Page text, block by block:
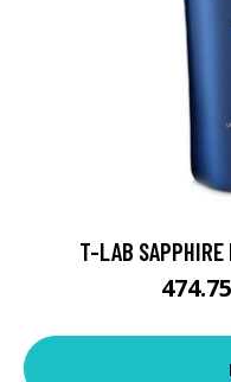
T-LAB SAPPHIRE